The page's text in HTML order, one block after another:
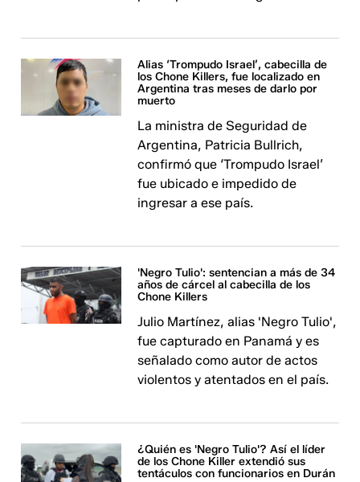
Alias ‘Trompudo Israel’, cabecilla de
los Chone Killers, fue localizado en
Argentina tras meses de darlo por
muerto
La ministra de Seguridad de
Argentina, Patricia Bullrich,
confirmó que ‘Trompudo Israel’
fue ubicado e impedido de
ingresar a ese país.
'Negro Tulio': sentencian a más de 34
años de cárcel al cabecilla de los
Chone Killers
Julio Martínez, alias 'Negro Tulio',
fue capturado en Panamá y es
señalado como autor de actos
violentos y atentados en el país.
¿Quién es 'Negro Tulio'? Así el líder
de los Chone Killer extendió sus
tentáculos con funcionarios en Durán